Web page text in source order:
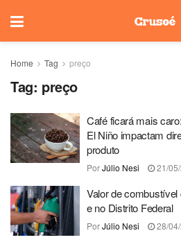
Home Tag preço
Tag: preço
Café ficará mais
El Niño impactam
produto
PorJúlio Nesi 21/
Valor de
e no Distrito Federal
PorJúlio Nesi 28/